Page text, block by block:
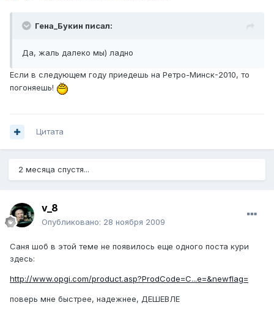
Гена_Букин писал:
Да, жаль далеко мы) ладно
Если в следующем году приедешь на Ретро-Минск-2010, то
погоняешь!
Цитата
2 месяца спустя...
v_8
Опубликовано: 28 ноября 2009
Саня шоб в этой теме не появилось еще одного поста кури
здесь:
http://www.opgi.com/product.asp?ProdCode=C...e=&newflag=
поверь мне быстрее, надежнее, ДЕШЕВЛЕ